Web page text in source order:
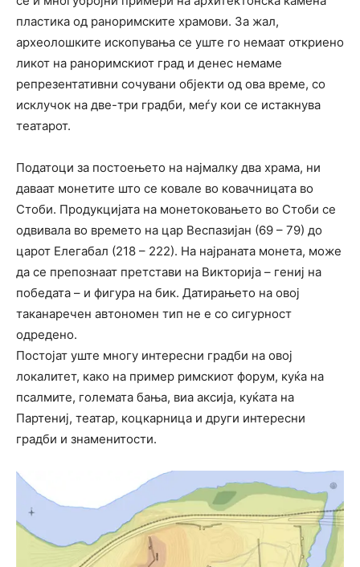
пластика од раноримските храмови. За жал,
археолошките ископувања се уште го немаат откриено
ликот на раноримскиот град и денес немаме
репрезентативни сочувани објекти од ова време, со
исклучок на две-три градби, меѓу кои се истакнува
театарот.
Податоци за постоењето на најмалку два храма, ни
даваат монетите што се ковале во ковачницата во
Стоби. Продукцијата на монетоковањето во Стоби се
одвивала во времето на цар Веспазијан (69 – 79) до
царот Елегабал (218 – 222). На најраната монета, може
да се препознаат претстави на Викторија – гениј на
победата – и фигура на бик. Датирањето на овој
таканаречен автономен тип не е со сигурност
одредено.
Постојат уште многу интересни градби на овој
локалитет, како на пример римскиот форум, куќа на
псалмите, големата бања, виа аксија, куќата на
Партениј, театар, коцкарница и други интересни
градби и знаменитости.